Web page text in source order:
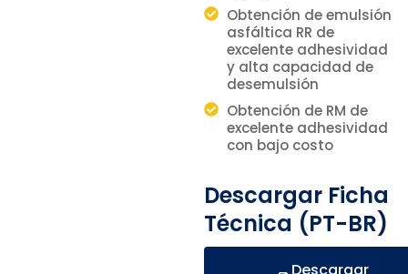
Obtención de emulsión
asfáltica RR de
excelente adhesividad
y alta capacidad de
desemulsión
Obtención de RM de
excelente adhesividad
con bajo costo
Descargar Ficha
Técnica (PT-BR)